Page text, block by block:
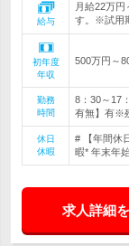
給与
月給22万
す。※試用
初年度
年収
500万円～
勤務
時間
8：30～17
有無】有※
休日
休暇
# 【年間休
暇* 年末年
求人詳細